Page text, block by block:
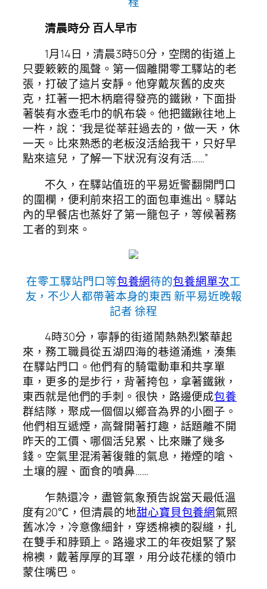
清晨時分 百人早市
1月14日，清晨3時50分，空闊的街道上
只要簌簌的風聲。第一個離開零工驛站的老
張，打破了這片安靜。他穿戴灰舊的皮夾
克，扛著一把木柄磨得發亮的鐵鍬，下面掛
著裝有水壺毛巾的帆布袋。他把鐵鍬往地上
一杵，說：“我是從莘莊過去的，做一天，休
一天。比來熟悉的老板沒活給我干，只好早
點來這兒，了解一下狀況有沒有活……”
不久，在驛站值班的平易近警翻開門口
的圍欄，便利前來招工的面包車進出。驛站
內的早餐店也蒸好了第一籠包子，等候著務
工者的到來。
在零工驛站門口等包養網待的包養網單次工
友，不少人都帶著本身的東西 新平易近晚報
記者 徐程
4時30分，寧靜的街道鬧熱熱烈繁華起
來，務工職員從五湖四海的巷道涌進，湊集
在驛站門口。他們有的騎電動車和共享單
車，更多的是步行，背著挎包，拿著鐵鍬，
東西就是他們的手刺。很快，路邊便成包養
群結隊，聚成一個個以鄉音為界的小圈子。
他們相互遞煙，高聲開著打趣，話題離不開
昨天的工價、哪個活兒累、比來賺了幾多
錢。空氣里混淆著復雜的氣息，捲煙的嗆、
土壤的腥、面食的噴鼻……
乍熱還冷，盡管氣象預告說當天最低溫
度有20℃，但清晨的地甜心寶貝包養網氣照
舊冰冷，冷意像細針，穿透棉襖的裂縫，扎
在雙手和脖頸上。路邊求工的年夜姐緊了緊
棉襖，戴著厚厚的耳罩，用分歧花樣的領巾
蒙住嘴巴。